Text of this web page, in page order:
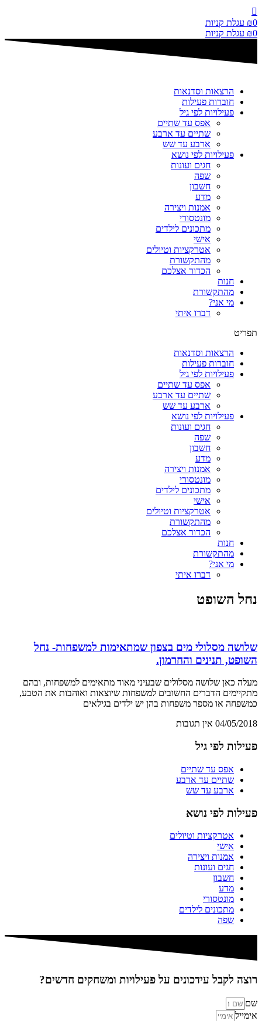
דלג
לתוכן
₪0
עגלת קניות
₪0 עגלת קניות
הרצאות וסדנאות
חוברות פעילות
פעילויות לפי גיל
אפס עד שתיים
שתיים עד ארבע
ארבע עד שש
פעילויות לפי נושא
חגים ועונות
שפה
חשבון
מדע
אמנות ויצירה
מונטסורי
מתכונים לילדים
אישי
אטרקציות וטיולים
מהתקשורת
הכדור אצלכם
חנות
מהתקשורת
מי אני?
דברו איתי
תפריט
הרצאות וסדנאות
חוברות פעילות
פעילויות לפי גיל
אפס עד שתיים
שתיים עד ארבע
ארבע עד שש
פעילויות לפי נושא
חגים ועונות
שפה
חשבון
מדע
אמנות ויצירה
מונטסורי
מתכונים לילדים
אישי
אטרקציות וטיולים
מהתקשורת
הכדור אצלכם
חנות
מהתקשורת
מי אני?
דברו איתי
נחל השופט
שלושה מסלולי מים בצפון שמתאימות למשפחות- נחל
השופט, תנינים והחרמון.
מעלה כאן שלושה מסלולים שבעיני מאוד מתאימים למשפחות, ובהם
מתקיימים הדברים החשובים למשפחות שיוצאות ואוהבות את הטבע,
כמשפחה או מספר משפחות בהן יש ילדים בגילאים
04/05/2018 אין תגובות
פעילות לפי גיל
אפס עד שתיים
שתיים עד ארבע
ארבע עד שש
פעילות לפי נושא
אטרקציות וטיולים
אישי
אמנות ויצירה
חגים ועונות
חשבון
מדע
מונטסורי
מתכונים לילדים
שפה
רוצה לקבל עידכונים על פעילויות ומשחקים חדשים?
שם
אימייל